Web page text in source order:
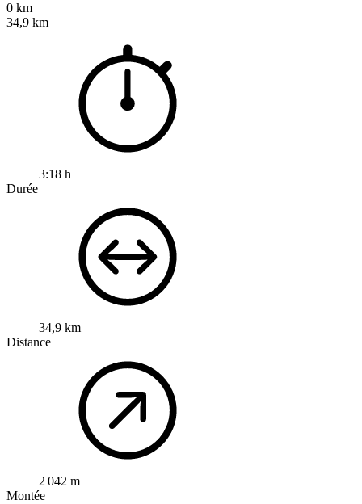
0 km
34,9 km
3:18 h
Durée
34,9 km
Distance
2 042 m
Montée